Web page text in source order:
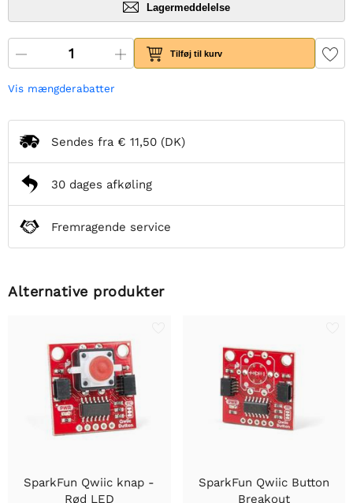
Lagermeddelelse
Tilføj til kurv
Vis mængderabatter
Sendes fra € 11,50 (DK)
30 dages afkøling
Fremragende service
Alternative produkter
SparkFun Qwiic knap -
Rød LED
SparkFun Qwiic Button
Breakout